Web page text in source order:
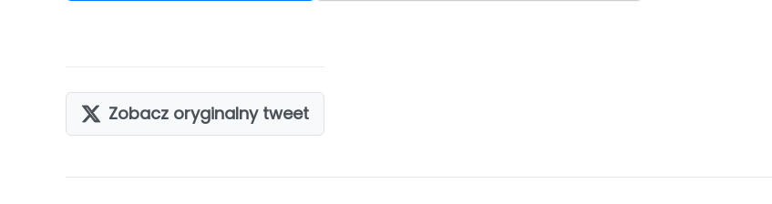
Zobacz oryginalny tweet